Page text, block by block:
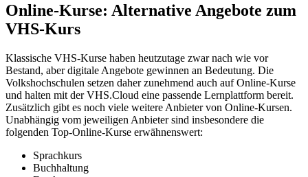
Online-Kurse: Alternative Angebote zum
VHS-Kurs
Klassische VHS-Kurse haben heutzutage zwar nach wie vor
Bestand, aber digitale Angebote gewinnen an Bedeutung. Die
Volkshochschulen setzen daher zunehmend auch auf Online-Kurse
und halten mit der VHS.Cloud eine passende Lernplattform bereit.
Zusätzlich gibt es noch viele weitere Anbieter von Online-Kursen.
Unabhängig vom jeweiligen Anbieter sind insbesondere die
folgenden Top-Online-Kurse erwähnenswert:
Sprachkurs
Buchhaltung